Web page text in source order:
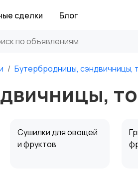
сделки Блог
Бутербродницы, сэндвичницы,
Сушилки для овощей
и фруктов